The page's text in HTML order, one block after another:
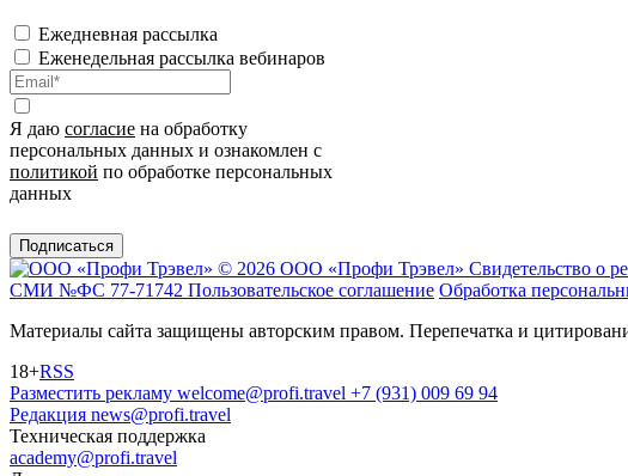
Ежедневная рассылка
Еженедельная рассылка вебинаров
Я даю согласие на обработку
персональных данных и ознакомлен с
политикой по обработке персональных
данных
Подписаться
© 2026 ООО «Профи Трэвeл» Свидетельство о
СМИ №ФС 77-71742 Пользовательское соглашение Обработка
Материалы сайта защищены авторским правом. Перепечатка и
18+RSS
Разместить рекламу welcome@profi.travel +7 (931) 009 69 94
Редакция news@profi.travel
Техническая поддержка
academy@profi.travel